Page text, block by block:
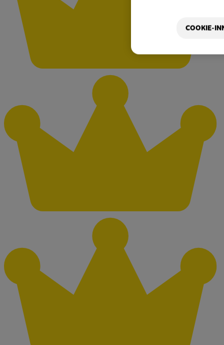
COOKIE-